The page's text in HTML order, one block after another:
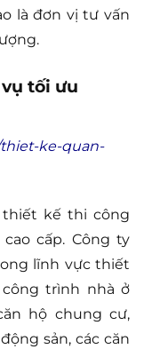
là đơn vị tư vấn
tối ưu
ke-quan-
thiết kế thi công
cấp. Công ty
lĩnh vực thiết
trình nhà ở
hộ chung cư,
sản, các căn